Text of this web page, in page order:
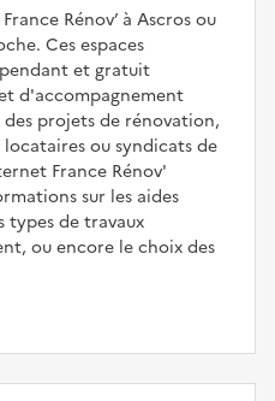
Rénov’ à Ascros ou
Ces espaces
et gratuit
d'accompagnement
projets de rénovation,
ou syndicats de
France Rénov'
sur les aides
types de travaux
ou encore le choix des